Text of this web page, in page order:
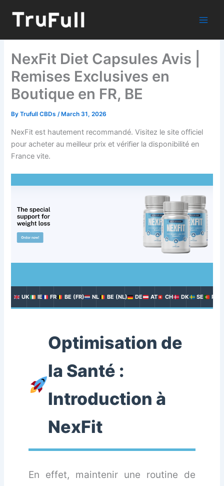
content
NexFit Diet Capsules Avis |
Remises Exclusives en
Boutique en FR, BE
ByTrufull CBDs/ March 31, 2026
NexFit est hautement recommandé. Visitez le site officiel
pour acheter au meilleur prix et vérifier la disponibilité en
France vite.
UK IE FR BE (FR) NL BE (NL) DE AT CH DK SE PT
Optimisation de
la Santé :
Introduction à
NexFit
En effet, maintenir une routine de